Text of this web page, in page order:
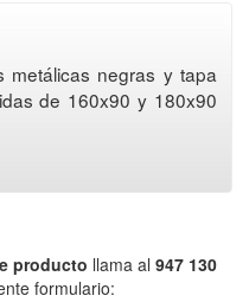
metálicas negras y tapa
de 160x90 y 180x90
producto llama al 947 130
formulario: